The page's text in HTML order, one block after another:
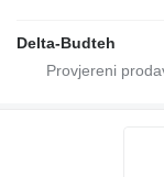
Delta-Budteh